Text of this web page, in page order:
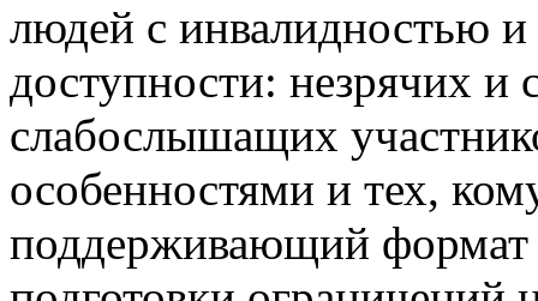
людей с инвалидностью
доступности: незрячих и
слабослышащих
особенностями и тех,
поддерживающий